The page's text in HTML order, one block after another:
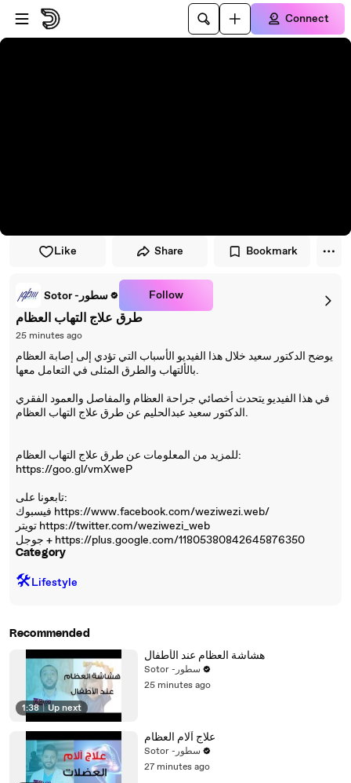
Skip to player
Skip to main content
Connect
Like Share Bookmark
Sotor -سطور Follow
طرق علاج التهاب العظام
25 minutes ago
يوضح الدكتور سعيد خلال هذا الفيديو الأسباب التي تؤدي إلى إصابة العظام
بالألتهاب والطرق المثلى في التعامل معها.
في هذا الفيديو يتحدث أخصائي جراحة العظام والمفاصل والعمود الفقري
الدكتور سعيد عبدالحليم عن طرق علاج التهاب العظام.
للمزيد من المعلومات عن طرق علاج التهاب العظام:
https://goo.gl/vmXweP
تابعونا على:
فيسبوك https://www.facebook.com/weziwezi.web/
تويتر https://twitter.com/weziwezi_web
جوجل + https://plus.google.com/11805380842645876350
Category
🛠️Lifestyle
Recommended
1:38 | Up next
هشاشة العظام عند الأطفال
Sotor -سطور
25 minutes ago
علاج آلام العظام
Sotor -سطور
27 minutes ago